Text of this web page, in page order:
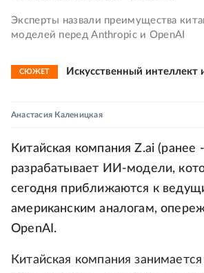
Эксперты назвали преимущества
моделей перед Anthropic и OpenAI
СЮЖЕТ Искусственный интеллект
Анастасия Каленицкая
Китайская компания Z.ai (ранее
разрабатывает ИИ-модели,
сегодня приближаются к
американским аналогам,
OpenAI.
Китайская компания